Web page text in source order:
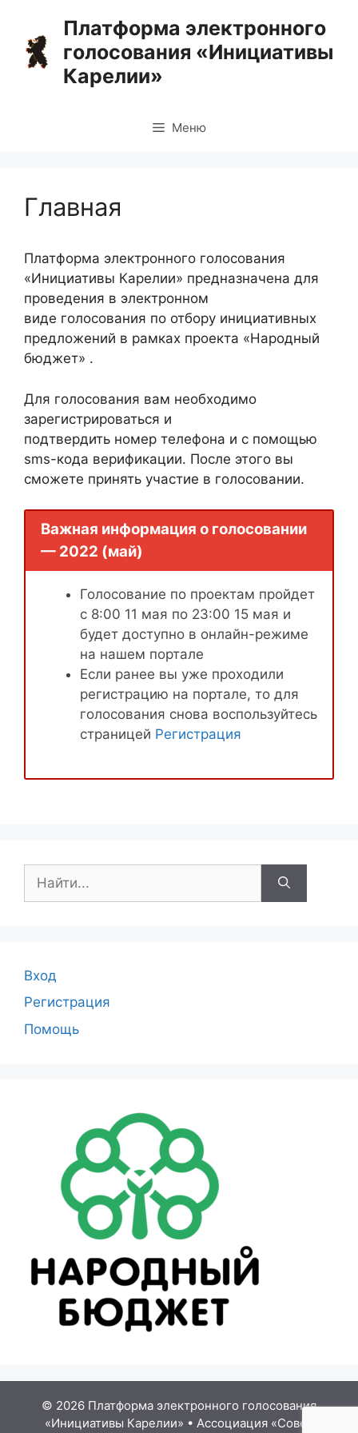
содержимому
Платформа электронного
голосования «Инициативы
Карелии»
Меню
Главная
Платформа электронного голосования
«Инициативы Карелии» предназначена для
проведения в электронном
виде голосования по отбору инициативных
предложений в рамках проекта «Народный
бюджет» .
Для голосования вам необходимо
зарегистрироваться и
подтвердить номер телефона и с помощью
sms-кода верификации. После этого вы
сможете принять участие в голосовании.
Важная информация о голосовании
— 2022 (май)
Голосование по проектам пройдет
с 8:00 11 мая по 23:00 15 мая и
будет доступно в онлайн-режиме
на нашем портале
Если ранее вы уже проходили
регистрацию на портале, то для
голосования снова воспользуйтесь
страницей Регистрация
Вход
Регистрация
Помощь
© 2026 Платформа электронного голосования
«Инициативы Карелии» • Ассоциация «Совет